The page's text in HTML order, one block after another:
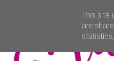
This site
are